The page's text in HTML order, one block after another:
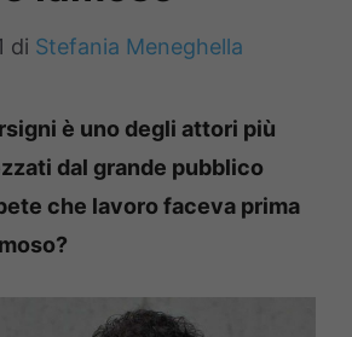
di Stefania Meneghella
è uno degli attori più
dal grande pubblico
che lavoro faceva prima